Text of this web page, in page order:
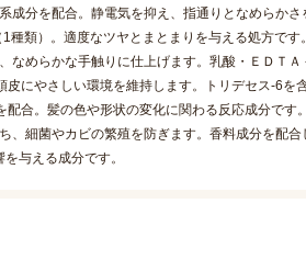
成分を配合。静電気を抑え、指通りとなめらかさ
種類）。適度なツヤとまとまりを与える処方です
めらかな手触りに仕上げます。乳酸・ＥＤＴＡ
にやさしい環境を維持します。トリデセス-6を
合。髪の色や形状の変化に関わる反応成分です
、細菌やカビの繁殖を防ぎます。香料成分を配合
与える成分です。